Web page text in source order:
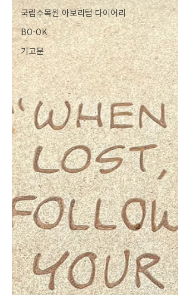
국립수목원 아보리텀 다이어리
BO-OK
기고문